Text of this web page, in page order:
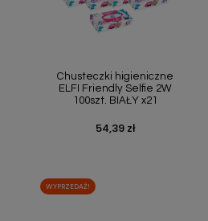
Chusteczki higieniczne
ELFI Friendly Selfie 2W
100szt. BIAŁY x21
Cena
54,39 zł
WYPRZEDAŻ!